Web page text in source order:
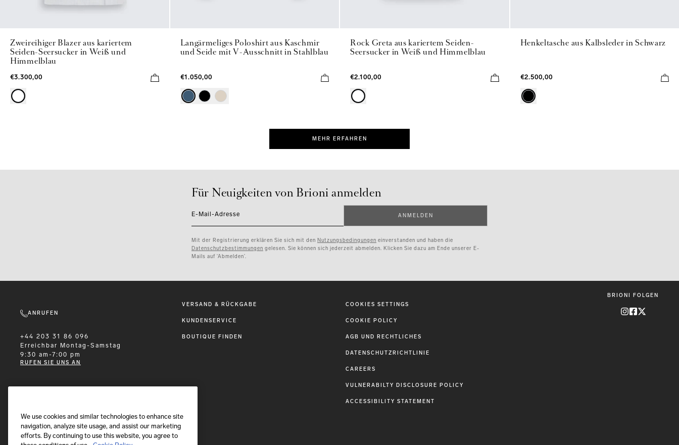
Zweireihiger Blazer aus kariertem
Seiden-Seersucker in Weiß und
Himmelblau
€3.300,00
Langärmeliges Poloshirt aus Kaschmir
und Seide mit V-Ausschnitt in Stahlblau
€1.050,00
Rock Greta aus kariertem Seiden-
Seersucker in Weiß und Himmelblau
€2.100,00
Henkeltasche aus Kalbsleder in Schwarz
€2.500,00
MEHR ERFAHREN
Für Neuigkeiten von Brioni anmelden
E-Mail-Adresse ANMELDEN
Mit der Registrierung erklären Sie sich mit den Nutzungsbedingungen einverstanden und haben die
Datenschutzbestimmungen gelesen. Sie können sich jederzeit abmelden. Klicken Sie dazu am Ende unserer E-
Mails auf ‘Abmelden’.
ANRUFEN
+44 203 31 86 096
Erreichbar
Montag-Samstag
9:30 am-7:00 pm
RUFEN SIE UNS AN
Wir antworten innerhalb von 24 Stunden
Nachricht senden
VERSAND & RÜCKGABE
KUNDENSERVICE
BOUTIQUE FINDEN
COOKIES SETTINGS
COOKIE POLICY
AGB UND RECHTLICHES
DATENSCHUTZRICHTLINIE
CAREERS
VULNERABILTY DISCLOSURE POLICY
ACCESSIBILITY STATEMENT
BRIONI FOLGEN
We use cookies and similar technologies to enhance site
navigation, analyze site usage, and assist our marketing
efforts. By continuing to use this website, you agree to